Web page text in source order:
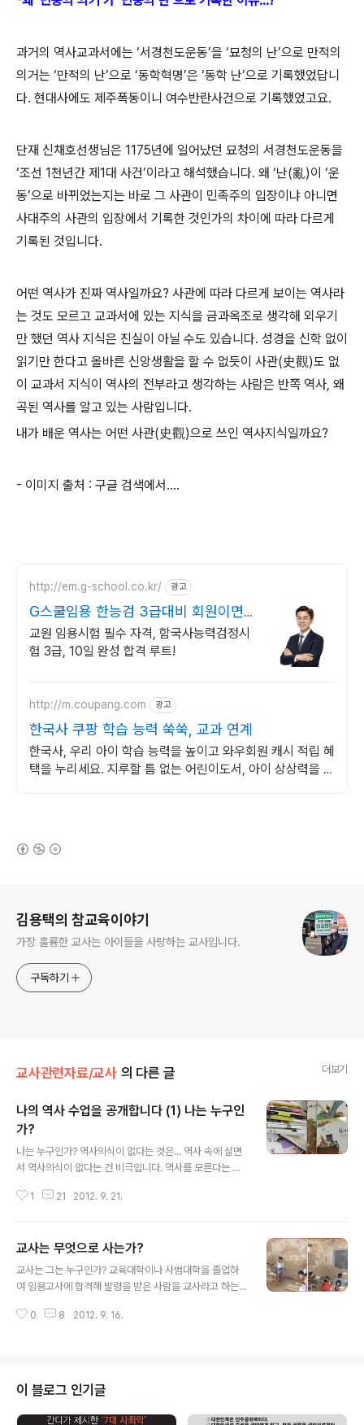
과거의 역사교과서에는 ‘서경천도운동’을 ‘묘청의 난’으로 만적의
의거는 ‘만적의 난’으로 ‘동학혁명’은 ‘동학 난’으로 기록했었답니
다. 현대사에도 제주폭동이니 여수반란사건으로 기록했었고요.
단재 신채호선생님은 1175년에 일어났던 묘청의 서경천도운동을
‘조선 1천년간 제1대 사건’이라고 해석했습니다. 왜 ‘난(亂)이 ‘운
동’으로 바뀌었는지는 바로 그 사관이 민족주의 입장이냐 아니면
사대주의 사관의 입장에서 기록한 것인가의 차이에 따라 다르게
기록된 것입니다.
어떤 역사가 진짜 역사일까요? 사관에 따라 다르게 보이는 역사라
는 것도 모르고 교과서에 있는 지식을 금과옥조로 생각해 외우기
만 했던 역사 지식은 진실이 아닐 수도 있습니다. 성경을 신학 없이
읽기만 한다고 올바른 신앙생활을 할 수 없듯이 사관(史觀)도 없
이 교과서 지식이 역사의 전부라고 생각하는 사람은 반쪽 역사, 왜
곡된 역사를 알고 있는 사람입니다.
내가 배운 역사는 어떤 사관(史觀)으로 쓰인 역사지식일까요?
- 이미지 출처 : 구글 검색에서....
http://em.g-school.co.kr/ 광고
G스쿨임용 한능검 3급대비 회원이면
누구나 무료 수강!
교원 임용시험 필수 자격, 함국사능력검정시
험 3급, 10일 완성 합격 루트!
http://m.coupang.com 광고
한국사 쿠팡 학습 능력 쑥쑥, 교과 연계
한국사, 우리 아이 학습 능력을 높이고 와우회원 캐시 적립 혜
택을 누리세요. 지루할 틈 없는 어린이도서, 아이 상상력을 자
김용택의 참교육이야기
가장 훌륭한 교사는 아이들을 사랑하는 교사입니다.
구독하기
교사관련자료/교사 의 다른 글 더보기
나의 역사 수업을 공개합니다 (1) 나는 누구인
가?
나는 누구인가? 역사의식이 없다는 것은... 역사 속에 살면
서 역사의식이 없다는 건 비극입니다. 역사를 모른다는 건
이는 내 것이지만 머릿속에는 남의 생각으로 채워져 있다
번 해 보겠습니다. 저는 사회과교사였습니다. 초등학교에 1
0년간 근무하다 1979년 사립, 실업계 학교에 근무했던 일
이 있습니다. 그 때 몇 년간 국사와 세계사를 가르쳤던 일은
런 역량을 갖추지 못한 탓도 있지만 학교에서는 교사는 교
1 21 2012. 9. 21.
교사는 무엇으로 사는가?
교사는 그는 누구인가? 교육대학이나 사범대학을 졸업하
여 임용고사에 합격해 발령을 받은 사람을 교사라고 하는
주는 지식전달자인가? 자기가 맡은 제자들을 일류대학에
대 교사에 대한 정체성을 확인할 필요를 절감한다. 가치혼
란의 시대, 교사에 대한 정체성을 확인하는 일은 교원들이
풀어야 할 중요한 과제가 아닐 수 없다. 학교가 교육의 기능
0 8 2012. 9. 16.
이 블로그 인기글